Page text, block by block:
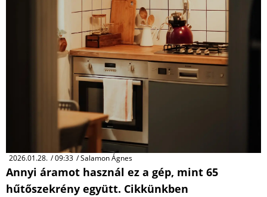
2026.01.28. /09:33 /Salamon Ágnes
Annyi áramot használ ez a gép, mint 65
hűtőszekrény együtt. Cikkünkben